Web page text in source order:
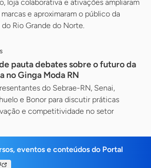
loja colaborativa e ativações ampliaram
e aproximaram o público da
Rio Grande do Norte.
pauta debates sobre o futuro da
no Ginga Moda RN
do Sebrae-RN, Senai,
e Bonor para discutir práticas
e competitividade no setor
eventos e conteúdos do Portal